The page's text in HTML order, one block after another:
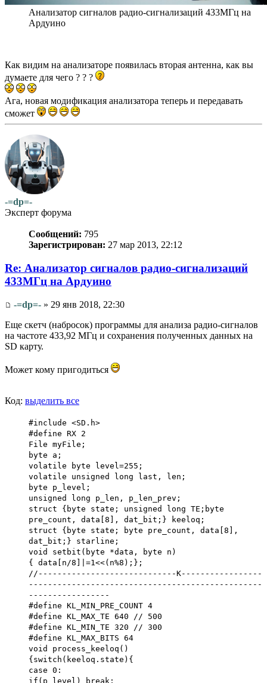
Анализатор сигналов радио-сигнализаций 433МГц на
Ардуино
Как видим на анализаторе появилась вторая антенна, как вы
думаете для чего ? ? ?
Ага, новая модификация анализатора теперь и передавать
сможет
-=dp=-
Эксперт форума
Сообщений: 795
Зарегистрирован: 27 мар 2013, 22:12
Re: Анализатор сигналов радио-сигнализаций
433МГц на Ардуино
-=dp=- » 29 янв 2018, 22:30
Еще скетч (набросок) программы для анализа радио-сигналов
на частоте 433,92 МГц и сохранения полученных данных на
SD карту.
Может кому пригодиться
Код: выделить все
#include <SD.h>
#define RX 2
File myFile;
byte a;
volatile byte level=255;
volatile unsigned long last, len;
byte p_level;
unsigned long p_len, p_len_prev;
struct {byte state; unsigned long TE;byte
pre_count, data[8], dat_bit;} keeloq;
struct {byte state; byte pre_count, data[8],
dat_bit;} starline;
void setbit(byte *data, byte n)
{ data[n/8]|=1<<(n%8);};
//-----------------------------K-----------------
-------------------------------------------------
-----------------
#define KL_MIN_PRE_COUNT 4
#define KL_MAX_TE 640 // 500
#define KL_MIN_TE 320 // 300
#define KL_MAX_BITS 64
void process_keeloq()
{switch(keeloq.state){
case 0:
if(p_level) break;